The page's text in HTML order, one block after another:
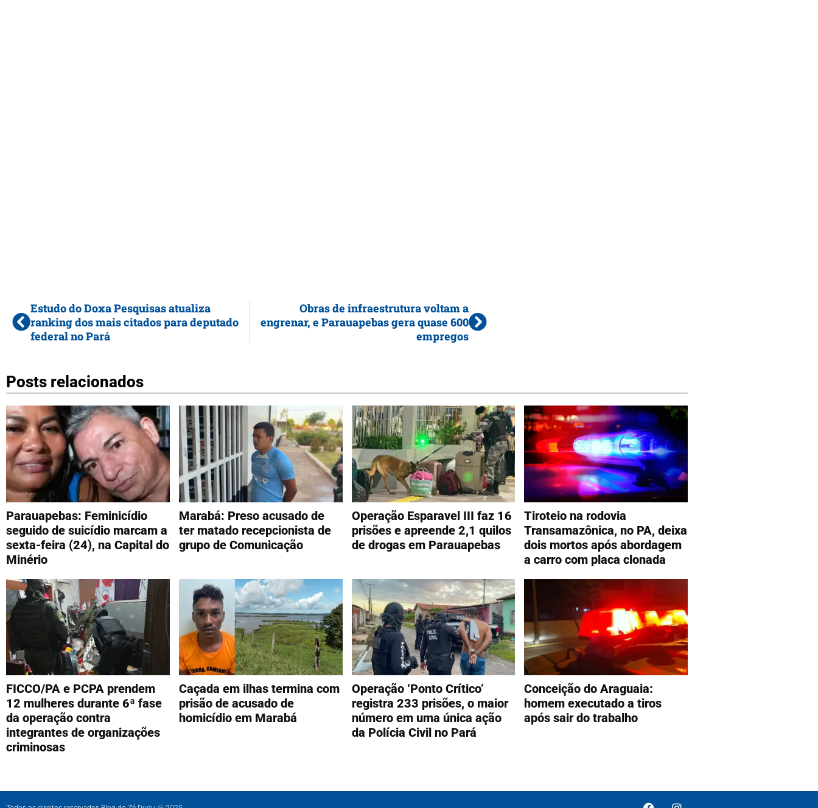
Estudo do Doxa Pesquisas atualiza
ranking dos mais citados para deputado
federal no Pará
Obras de infraestrutura voltam a
engrenar, e Parauapebas gera quase 600
empregos
Posts relacionados
Parauapebas: Feminicídio
seguido de suicídio marcam a
sexta-feira (24), na Capital do
Minério
Marabá: Preso acusado de
ter matado recepcionista de
grupo de Comunicação
Operação Esparavel III faz 16
prisões e apreende 2,1 quilos
de drogas em Parauapebas
Tiroteio na rodovia
Transamazônica, no PA, deixa
dois mortos após abordagem
a carro com placa clonada
FICCO/PA e PCPA prendem
12 mulheres durante 6ª fase
da operação contra
integrantes de organizações
criminosas
Caçada em ilhas termina com
prisão de acusado de
homicídio em Marabá
Operação ‘Ponto Crítico’
registra 233 prisões, o maior
número em uma única ação
da Polícia Civil no Pará
Conceição do Araguaia:
homem executado a tiros
após sair do trabalho